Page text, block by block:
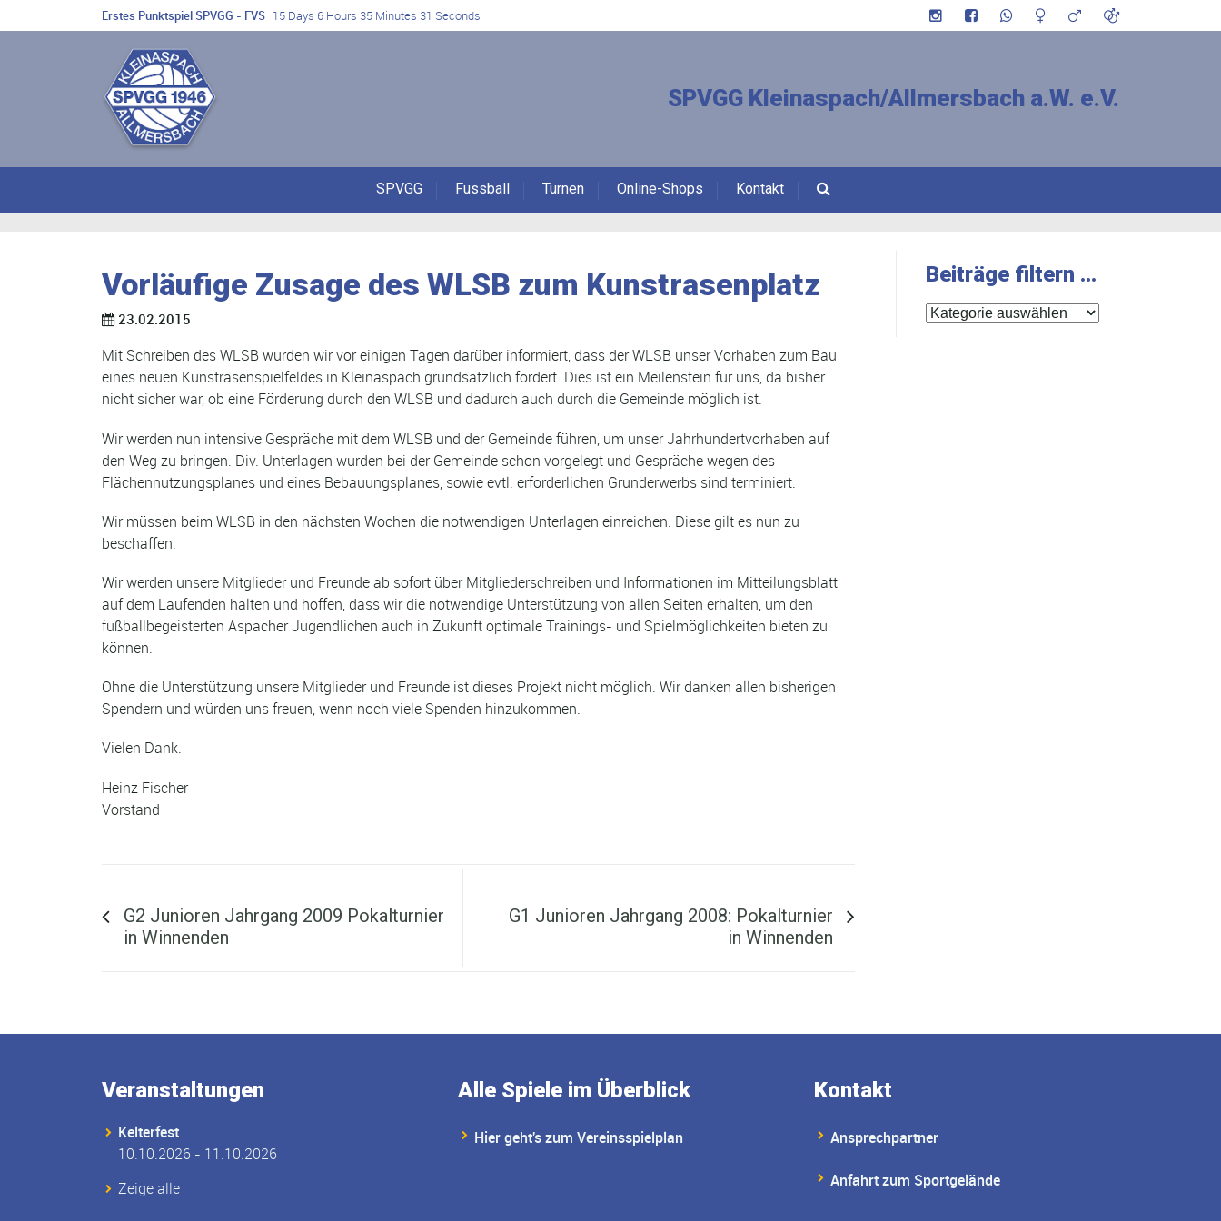
Erstes Punktspiel SPVGG - FVS 15 Days 6 Hours 35 Minutes 30 Seconds
SPVGG Kleinaspach/Allmersbach a.W. e.V.
SPVGG Fussball Turnen Online-Shops Kontakt
Vorläufige Zusage des WLSB zum Kunstrasenplatz
23.02.2015
Mit Schreiben des WLSB wurden wir vor einigen Tagen darüber informiert, dass der WLSB unser Vorhaben zum Bau
eines neuen Kunstrasenspielfeldes in Kleinaspach grundsätzlich fördert. Dies ist ein Meilenstein für uns, da bisher
nicht sicher war, ob eine Förderung durch den WLSB und dadurch auch durch die Gemeinde möglich ist.
Wir werden nun intensive Gespräche mit dem WLSB und der Gemeinde führen, um unser Jahrhundertvorhaben auf
den Weg zu bringen. Div. Unterlagen wurden bei der Gemeinde schon vorgelegt und Gespräche wegen des
Flächennutzungsplanes und eines Bebauungsplanes, sowie evtl. erforderlichen Grunderwerbs sind terminiert.
Wir müssen beim WLSB in den nächsten Wochen die notwendigen Unterlagen einreichen. Diese gilt es nun zu
beschaffen.
Wir werden unsere Mitglieder und Freunde ab sofort über Mitgliederschreiben und Informationen im Mitteilungsblatt
auf dem Laufenden halten und hoffen, dass wir die notwendige Unterstützung von allen Seiten erhalten, um den
fußballbegeisterten Aspacher Jugendlichen auch in Zukunft optimale Trainings- und Spielmöglichkeiten bieten zu
können.
Ohne die Unterstützung unsere Mitglieder und Freunde ist dieses Projekt nicht möglich. Wir danken allen bisherigen
Spendern und würden uns freuen, wenn noch viele Spenden hinzukommen.
Vielen Dank.
Heinz Fischer
Vorstand
G2 Junioren Jahrgang 2009 Pokalturnier
in Winnenden
G1 Junioren Jahrgang 2008: Pokalturnier
in Winnenden
Beiträge filtern …
Beiträge
Veranstaltungen
Kelterfest
10.10.2026 - 11.10.2026
Zeige alle
Alle Spiele im Überblick
Hier geht's zum Vereinsspielplan
Kontakt
Ansprechpartner
Anfahrt zum Sportgelände